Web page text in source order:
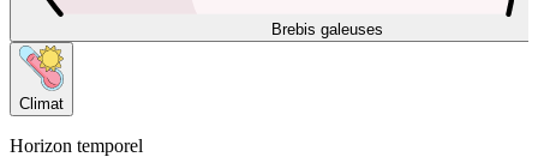
Brebis galeuses
Climat
Horizon temporel